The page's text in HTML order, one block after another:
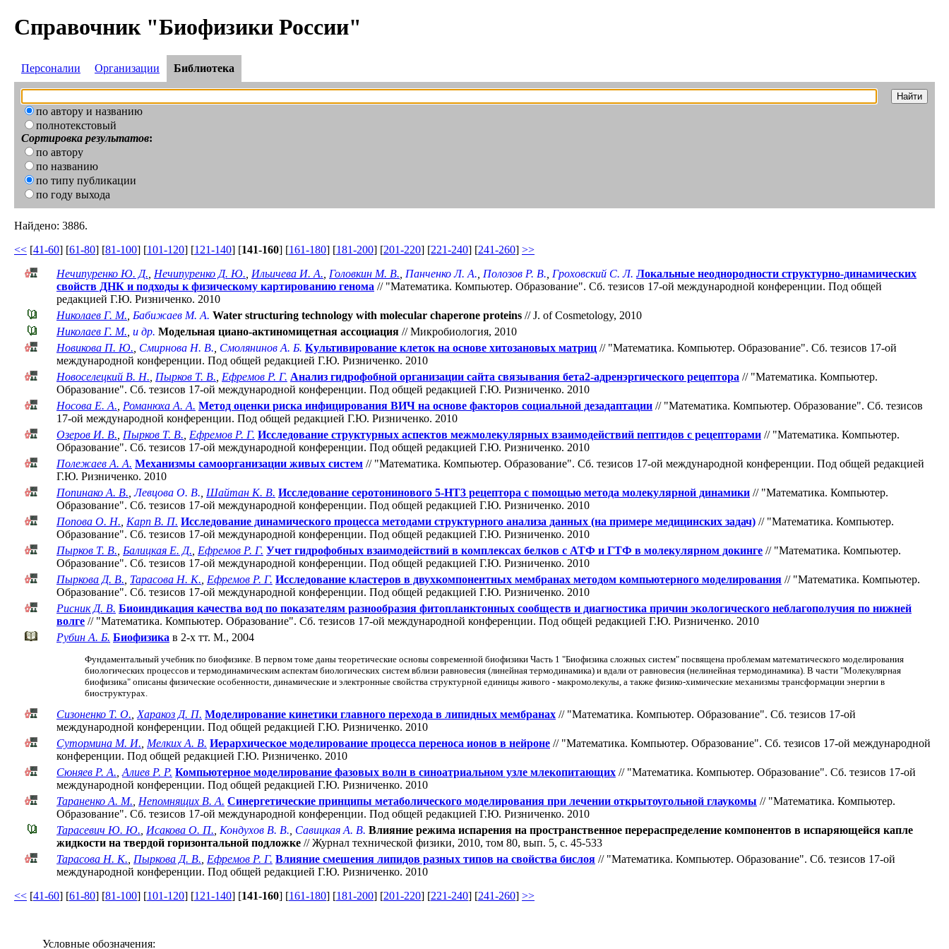
Справочник "Биофизики России"
Персоналии Организации Библиотека
по автору и названию
полнотекстовый
Сортировка результатов:
по автору
по названию
по типу публикации
по году выхода
Найдено: 3886.
<< [41-60] [61-80] [81-100] [101-120] [121-140] [141-160] [161-180] [181-200] [201-220] [221-240] [241-260] >>
Нечипуренко Ю. Д., Нечипуренко Д. Ю., Ильичева И. А., Головкин М. В., Панченко Л. А., Полозов Р. В., Гроховский С. Л. Локальные неоднородности структурно-динамических
свойств ДНК и подходы к физическому картированию генома // "Математика. Компьютер. Образование". Cб. тезисов 17-ой международной конференции. Под общей
редакцией Г.Ю. Ризниченко. 2010
Николаев Г. М., Бабижаев М. А. Water structuring technology with molecular chaperone proteins // J. of Cosmetology, 2010
Николаев Г. М., и др. Модельная циано-актиномицетная ассоциация // Микробиология, 2010
Новикова П. Ю., Смирнова Н. В., Смолянинов А. Б. Культивирование клеток на основе хитозановых матриц // "Математика. Компьютер. Образование". Cб. тезисов 17-ой
международной конференции. Под общей редакцией Г.Ю. Ризниченко. 2010
Новоселецкий В. Н., Пырков Т. В., Ефремов Р. Г. Анализ гидрофобной организации сайта связывания бета2-адренэргического рецептора // "Математика. Компьютер.
Образование". Cб. тезисов 17-ой международной конференции. Под общей редакцией Г.Ю. Ризниченко. 2010
Носова Е. А., Романюха А. А. Метод оценки риска инфицирования ВИЧ на основе факторов социальной дезадаптации // "Математика. Компьютер. Образование". Cб. тезисов
17-ой международной конференции. Под общей редакцией Г.Ю. Ризниченко. 2010
Озеров И. В., Пырков Т. В., Ефремов Р. Г. Исследование структурных аспектов межмолекулярных взаимодействий пептидов с рецепторами // "Математика. Компьютер.
Образование". Cб. тезисов 17-ой международной конференции. Под общей редакцией Г.Ю. Ризниченко. 2010
Полежаев А. А. Механизмы самоорганизации живых систем // "Математика. Компьютер. Образование". Cб. тезисов 17-ой международной конференции. Под общей редакцией
Г.Ю. Ризниченко. 2010
Попинако А. В.,Левцова О. В., Шайтан К. В. Иccледование серотонинового 5-HT3 рецептора с помощью метода молекулярной динамики // "Математика. Компьютер.
Образование". Cб. тезисов 17-ой международной конференции. Под общей редакцией Г.Ю. Ризниченко. 2010
Попова О. Н., Карп В. П. Исследование динамического процесса методами структурного анализа данных (на примере медицинских задач) // "Математика. Компьютер.
Образование". Cб. тезисов 17-ой международной конференции. Под общей редакцией Г.Ю. Ризниченко. 2010
Пырков Т. В., Балицкая Е. Д., Ефремов Р. Г. Учет гидрофобных взаимодействий в комплексах белков с АТФ и ГТФ в молекулярном докинге // "Математика. Компьютер.
Образование". Cб. тезисов 17-ой международной конференции. Под общей редакцией Г.Ю. Ризниченко. 2010
Пыркова Д. В., Тарасова Н. К., Ефремов Р. Г. Исследование кластеров в двухкомпонентных мембранах методом компьютерного моделирования // "Математика. Компьютер.
Образование". Cб. тезисов 17-ой международной конференции. Под общей редакцией Г.Ю. Ризниченко. 2010
Рисник Д. В. Биоиндикация качества вод по показателям разнообразия фитопланктонных сообществ и диагностика причин экологического неблагополучия по нижней
волге // "Математика. Компьютер. Образование". Cб. тезисов 17-ой международной конференции. Под общей редакцией Г.Ю. Ризниченко. 2010
Рубин А. Б. Биофизика в 2-х тт. М., 2004
Фундаментальный учебник по биофизике. В первом томе даны теоретические основы современной биофизики Часть 1 "Биофизика сложных систем" посвящена проблемам математического моделирования
биологических процессов и термодинамическим аспектам биологических систем вблизи равновесия (линейная термодинамика) и вдали от равновесия (нелинейная термодинамика). В части "Молекулярная
биофизика" описаны физические особенности, динамические и электронные свойства структурной единицы живого - макромолекулы, а также физико-химические механизмы трансформации энергии в
биоструктурах.
Сизоненко Т. О. Харакоз Д. П. Моделирование кинетики главного перехода в липидных мембранах // "Математика. Компьютер. Образование". Cб. тезисов 17-ой
международной конференции. Под общей редакцией Г.Ю. Ризниченко. 2010
Сутормина М. И. Мелких А. В. Иерархическое моделирование процесса переноса ионов в нейроне // "Математика. Компьютер. Образование". Cб. тезисов 17-ой международной
конференции. Под общей редакцией Г.Ю. Ризниченко. 2010
Сюняев Р. А. Алиев Р. Р. Компьютерное моделирование фазовых волн в синоатриальном узле млекопитающих // "Математика. Компьютер. Образование". Cб. тезисов 17-ой
международной конференции. Под общей редакцией Г.Ю. Ризниченко. 2010
Тараненко А. М. Непомнящих В. А. Синергетические принципы метаболического моделирования при лечении открытоугольной глаукомы // "Математика. Компьютер.
Образование". Cб. тезисов 17-ой международной конференции. Под общей редакцией Г.Ю. Ризниченко. 2010
Тарасевич Ю. Ю. Исакова О. П. Кондухов В. В. Савицкая А. В. Влияние режима испарения на пространственное перераспределение компонентов в испаряющейся капле
жидкости на твердой горизонтальной подложке // Журнал технической физики, 2010, том 80, вып. 5, с. 45-533
Тарасова Н. К. Пыркова Д. В. Ефремов Р. Г. Влияние смешения липидов разных типов на свойства бислоя // "Математика. Компьютер. Образование". Cб. тезисов 17-ой
международной конференции. Под общей редакцией Г.Ю. Ризниченко. 2010
<< [41-60] [61-80] [81-100] [101-120] [121-140] [141-160] [161-180] [181-200] [201-220] [221-240] [241-260] >>
Условные обозначения: